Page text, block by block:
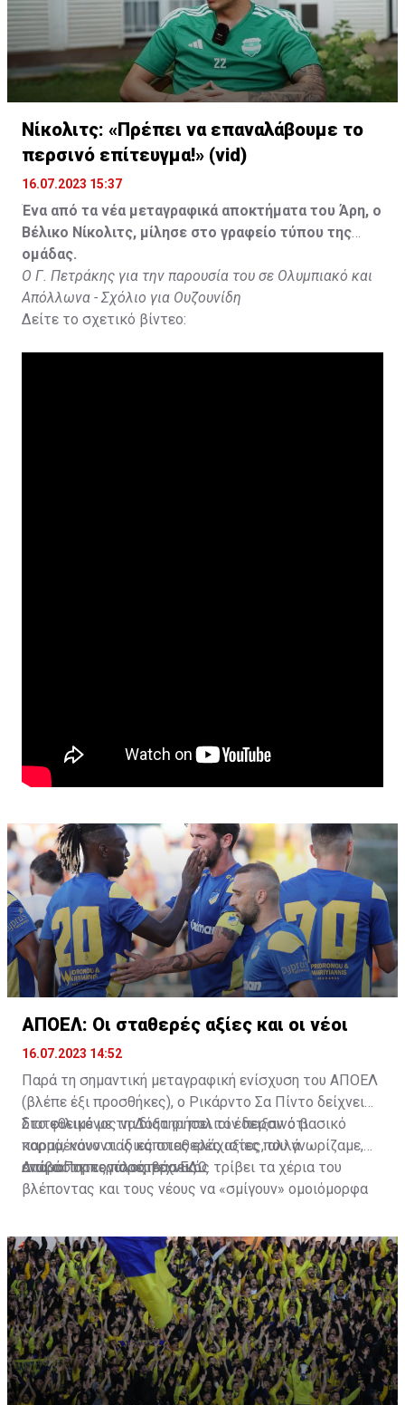
Νίκολιτς: «Πρέπει να επαναλάβουμε το
περσινό επίτευγμα!» (vid)
16.07.2023 15:37
Ένα από τα νέα μεταγραφικά αποκτήματα του Άρη, ο
Βέλικο Νίκολιτς, μίλησε στο γραφείο τύπου της
ομάδας.
Ο Γ. Πετράκης για την παρουσία του σε Ολυμπιακό και
Απόλλωνα - Σχόλιο για Ουζουνίδη
Δείτε το σχετικό βίντεο:
ΑΠΟΕΛ: Οι σταθερές αξίες και οι νέοι
16.07.2023 14:52
Παρά τη σημαντική μεταγραφική ενίσχυση του ΑΠΟΕΛ
(βλέπε έξι προσθήκες), ο Ρικάρντο Σα Πίντο δείχνει
διατεθειμένος να διατηρήσει τον περσινό βασικό
κορμό, κάνοντας κάποιες ελάχιστες, αλλά
απαραίτητες παρεμβάσεις.
Στο φιλικό με τη Δόξα οι παλιοί έδειξαν ότι
παραμένουν οι ίδιες σταθερές αξίες που γνωρίζαμε,
ενώ ο Πορτογάλος τεχνικός τρίβει τα χέρια του
βλέποντας και τους νέους να «σμίγουν» ομοιόμορφα
Διαβάστε περισσότεραΕΔΩ.